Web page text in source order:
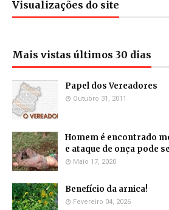
Visualizações do site
Mais vistas últimos 30 dias
Papel dos Vereadores
Outubro 31, 2011
Homem é encontrado
e ataque de onça pode
Maio 17, 2020
Benefício da arnica!
Fevereiro 04, 2026